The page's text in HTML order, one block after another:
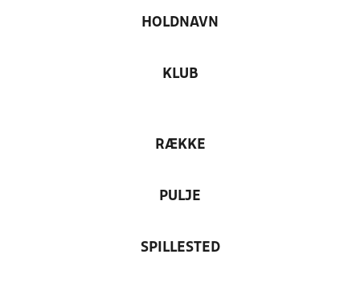
HOLDNAVN
KLUB
RÆKKE
PULJE
SPILLESTED